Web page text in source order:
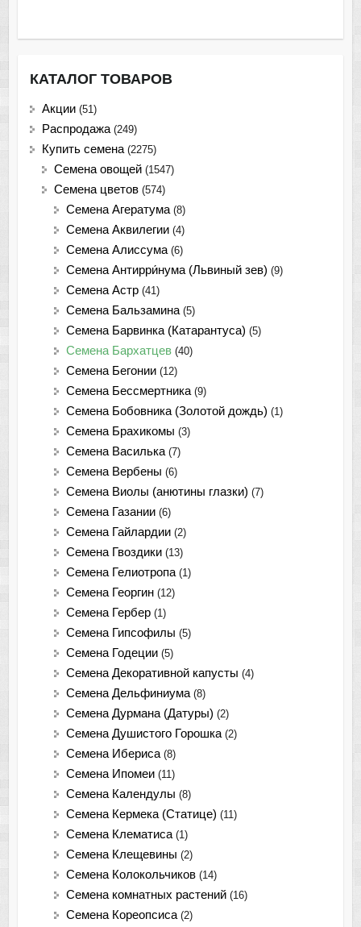
КАТАЛОГ ТОВАРОВ
Акции (51)
Распродажа (249)
Купить семена (2275)
Семена овощей (1547)
Семена цветов (574)
Семена Агератума (8)
Семена Аквилегии (4)
Семена Алиссума (6)
Семена Антирри́нума (Львиный зев) (9)
Семена Астр (41)
Семена Бальзамина (5)
Семена Барвинка (Катарантуса) (5)
Семена Бархатцев (40)
Семена Бегонии (12)
Семена Бессмертника (9)
Семена Бобовника (Золотой дождь) (1)
Семена Брахикомы (3)
Семена Василька (7)
Семена Вербены (6)
Семена Виолы (анютины глазки) (7)
Семена Газании (6)
Семена Гайлардии (2)
Семена Гвоздики (13)
Семена Гелиотропа (1)
Семена Георгин (12)
Семена Гербер (1)
Семена Гипсофилы (5)
Семена Годеции (5)
Семена Декоративной капусты (4)
Семена Дельфиниума (8)
Семена Дурмана (Датуры) (2)
Семена Душистого Горошка (2)
Семена Ибериса (8)
Семена Ипомеи (11)
Семена Календулы (8)
Семена Кермека (Статице) (11)
Семена Клематиса (1)
Семена Клещевины (2)
Семена Колокольчиков (14)
Семена комнатных растений (16)
Семена Кореопсиса (2)